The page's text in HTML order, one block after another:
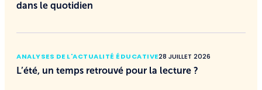
dans le quotidien
ANALYSES DE L'ACTUALITÉ ÉDUCATIVE28 JUILLET 2026
L’été, un temps retrouvé pour la lecture ?